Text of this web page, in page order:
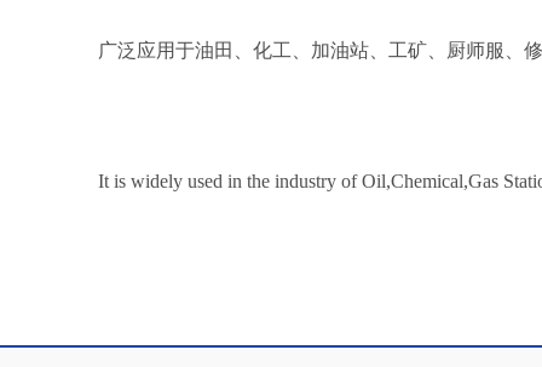
广泛应用于油田、化工、加油站、工矿、厨师服、
It is widely used in the industry of Oil,Chemical,Gas